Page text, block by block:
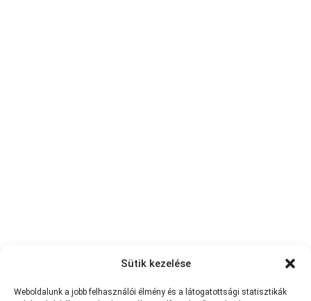
Sütik kezelése
Weboldalunk a jobb felhasználói élmény és a látogatottsági statisztikák